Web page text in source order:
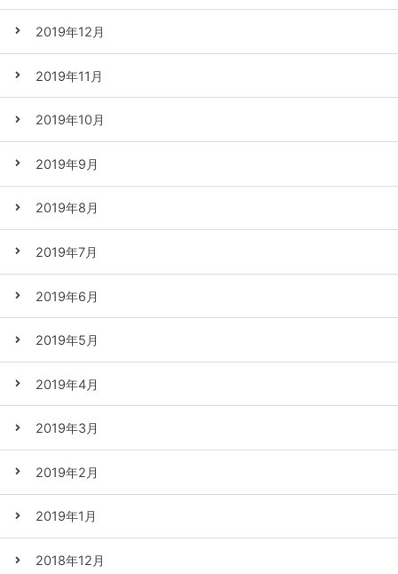
2019年12月
2019年11月
2019年10月
2019年9月
2019年8月
2019年7月
2019年6月
2019年5月
2019年4月
2019年3月
2019年2月
2019年1月
2018年12月